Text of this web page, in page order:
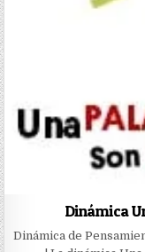
Dinámica
Dinámica de